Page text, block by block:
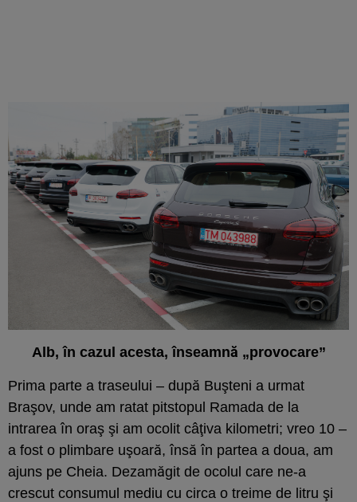
Alb, în cazul acesta, înseamnă „provocare”
Prima parte a traseului – după Buşteni a urmat
Braşov, unde am ratat pitstopul Ramada de la
intrarea în oraş şi am ocolit câţiva kilometri; vreo 10 –
a fost o plimbare uşoară, însă în partea a doua, am
ajuns pe Cheia. Dezamăgit de ocolul care ne-a
crescut consumul mediu cu circa o treime de litru şi